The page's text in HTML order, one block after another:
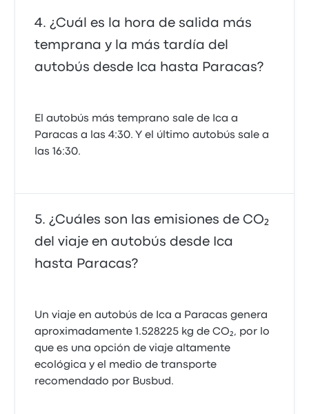
¿Cuál es la hora de salida más
temprana y la más tardía del
autobús desde Ica hasta Paracas?
El autobús más temprano sale de Ica a
Paracas a las 4:30. Y el último autobús sale a
las 16:30.
¿Cuáles son las emisiones de CO₂
del viaje en autobús desde Ica
hasta Paracas?
Un viaje en autobús de Ica a Paracas genera
aproximadamente 1.528225 kg de CO₂, por lo
que es una opción de viaje altamente
ecológica y el medio de transporte
recomendado por Busbud.